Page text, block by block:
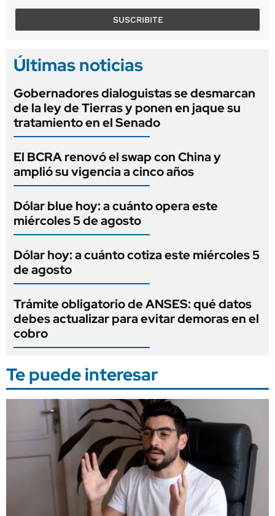
SUSCRIBITE
Últimas noticias
Gobernadores dialoguistas se desmarcan
de la ley de Tierras y ponen en jaque su
tratamiento en el Senado
El BCRA renovó el swap con China y
amplió su vigencia a cinco años
Dólar blue hoy: a cuánto opera este
miércoles 5 de agosto
Dólar hoy: a cuánto cotiza este miércoles 5
de agosto
Trámite obligatorio de ANSES: qué datos
debes actualizar para evitar demoras en el
cobro
Te puede interesar